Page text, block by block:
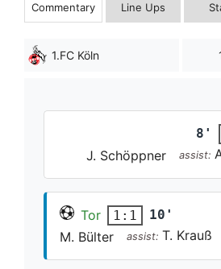
Commentary Line Ups
1.FC Köln
8'
J. Schöppner
assist:
Tor 1:1 10'
M. Bülter assist: T. Krauß